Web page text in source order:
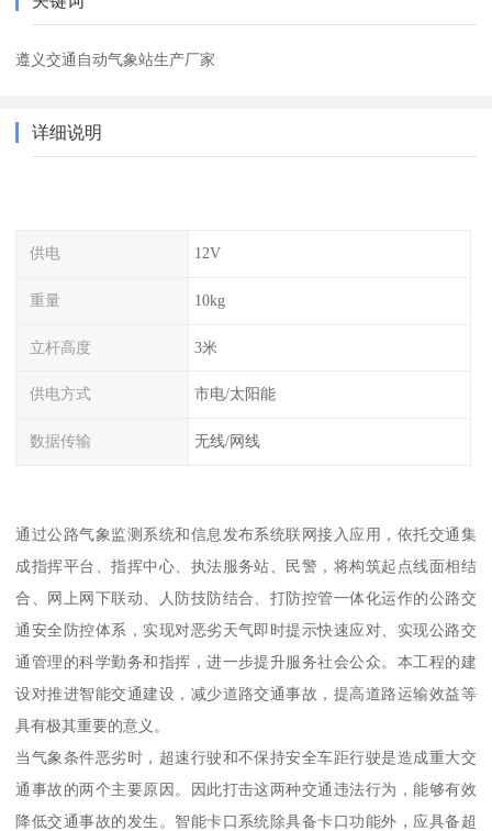
遵义交通自动气象站生产厂家
详细说明
供电 12V
重量 10kg
立杆高度 3米
供电方式 市电/太阳能
数据传输 无线/网线
通过公路气象监测系统和信息发布系统联网接入应用，依托交通集
成指挥平台、指挥中心、执法服务站、民警，将构筑起点线面相结
合、网上网下联动、人防技防结合、打防控管一体化运作的公路交
通安全防控体系，实现对恶劣天气即时提示快速应对、实现公路交
通管理的科学勤务和指挥，进一步提升服务社会公众。本工程的建
设对推进智能交通建设，减少道路交通事故，提高道路运输效益等
具有极其重要的意义。
当气象条件恶劣时，超速行驶和不保持安全车距行驶是造成重大交
通事故的两个主要原因。因此打击这两种交通违法行为，能够有效
降低交通事故的发生。智能卡口系统除具备卡口功能外，应具备超